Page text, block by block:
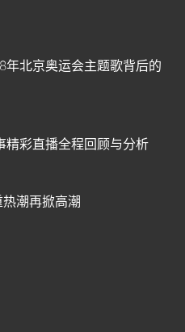
年北京奥运会主题歌背后的
精彩直播全程回顾与分析
潮再掀高潮